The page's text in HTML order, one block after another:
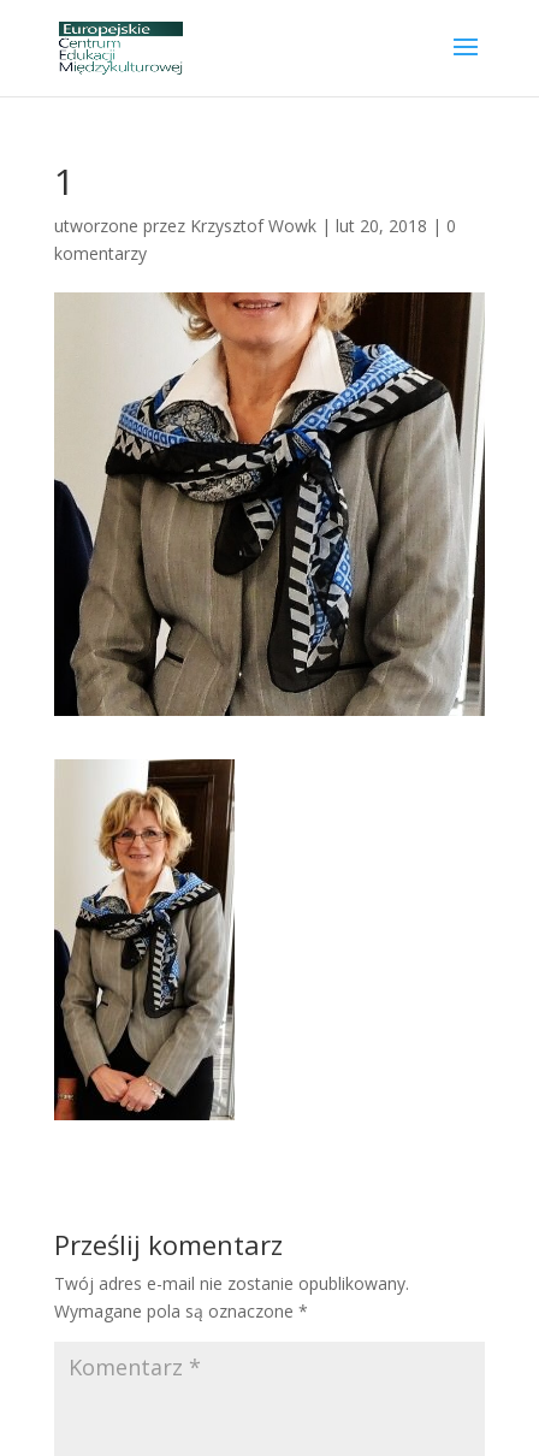
1
utworzone przez Krzysztof Wowk| lut 20, 2018 | 0
komentarzy
Prześlij komentarz
Twój adres e-mail nie zostanie opublikowany.
Wymagane pola są oznaczone *